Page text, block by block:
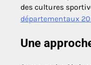
des cultures
départementaux
Une